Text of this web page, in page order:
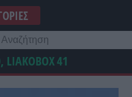
LIAKOBOX41